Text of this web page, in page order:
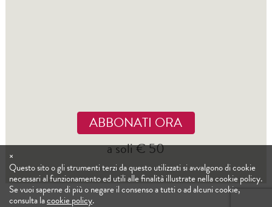
ABBONATI ORA
a soli € 50
×
Questo sito o gli strumenti terzi da questo utilizzati si avvalgono di cookie
necessari al funzionamento ed utili alle finalità illustrate nella cookie policy.
Se vuoi saperne di più o negare il consenso a tutti o ad alcuni cookie,
consulta lacookie policy.